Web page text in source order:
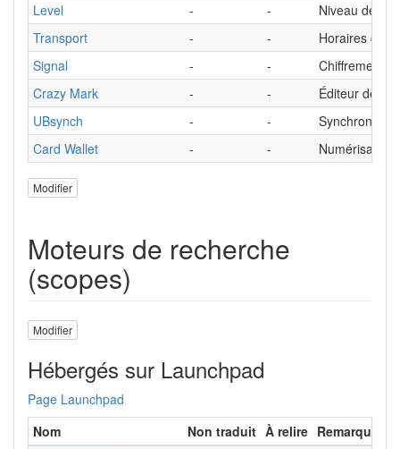
Level
- -
Niveau de
Transport
- -
Horaires de
Signal
- -
Chiffrement
Crazy Mark
- -
Éditeur de
UBsynch
- -
Card Wallet
- - Numérisation
Modifier
Moteurs de recherche
(scopes)
Modifier
Hébergés sur Launchpad
Page Launchpad
Nom
Non traduit À relire Remarques